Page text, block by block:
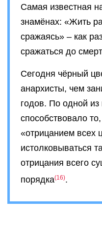
Самая известная
знамёнах: «Жить
сражаясь» – как
сражаться до
Сегодня чёрный
анархисты, чем
годов. По одной из
способствовало
«отрицанием всех
истолковываться
отрицания всего
порядка 16 .